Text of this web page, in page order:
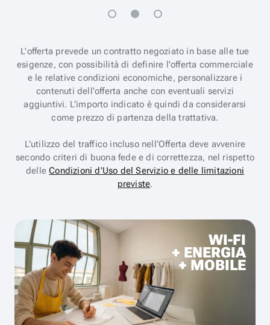
L'offerta prevede un contratto negoziato in base alle tue
esigenze, con possibilità di definire l'offerta commerciale
e le relative condizioni economiche, personalizzare i
contenuti dell'offerta anche con eventuali servizi
aggiuntivi. L'importo indicato è quindi da considerarsi
come prezzo di partenza della trattativa.
L’utilizzo del traffico incluso nell’Offerta deve avvenire
secondo criteri di buona fede e di correttezza, nel rispetto
delleCondizioni d’Uso del Servizio e delle limitazioni
previste.
WI-FI
+ ENERGIA
+ MOBILE